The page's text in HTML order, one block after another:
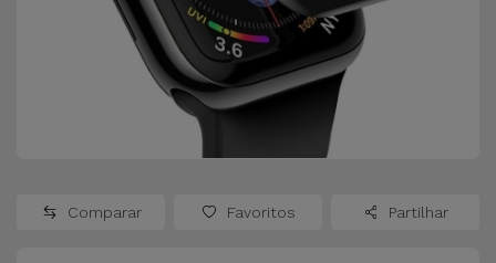
Oppo
Apple Watch
Recondicionados
Recondicionados
Adaptadores
Comparar Favoritos Partilhar